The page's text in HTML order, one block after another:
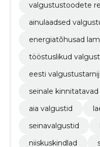
valgustustoodete
ainulaadsed
energiatõhusad
tööstuslikud
eesti
seinale kinnitatavad
aia valgustid
seinavalgustid
niiskuskindlad